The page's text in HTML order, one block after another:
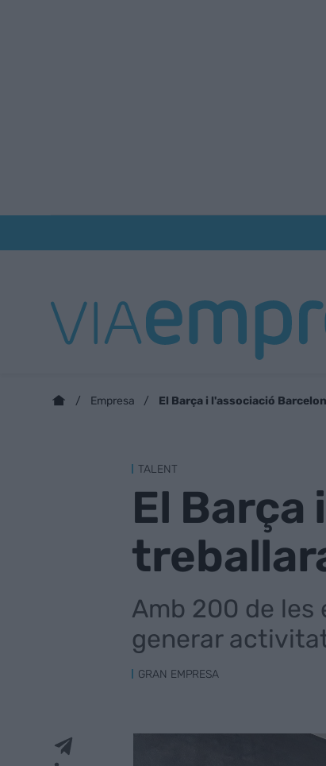
Empresa El Barça i l'associació
TALENT
El Barça
Amb 200 de les
generar
GRAN EMPRESA